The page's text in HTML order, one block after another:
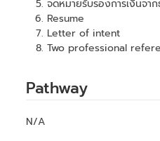
จดหมายรับรองการเงินจาก
Resume
Letter of intent
Two professional
Pathway
N/A